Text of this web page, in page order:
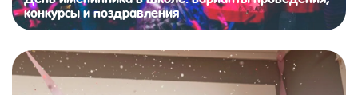
конкурсы и поздравления